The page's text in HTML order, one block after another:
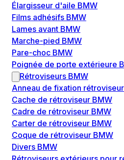
Élargisseur d'aile BMW
Films adhésifs BMW
Lames avant BMW
Marche-pied BMW
Pare-choc BMW
Poignée de porte extérieure
Rétroviseurs BMW
Anneau de fixation
Cache de rétroviseur BMW
Cadre de rétroviseur BMW
Carter de rétroviseur BMW
Coque de rétroviseur BMW
Divers BMW